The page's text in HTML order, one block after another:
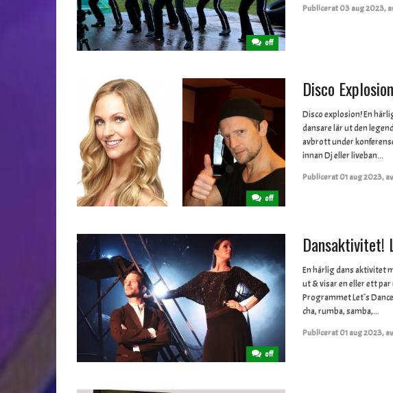
off
Publicerat03 aug 2023,
off
Disco
Disco explosion! En
dansare lär ut den
avbrott under
innan Dj eller liveban...
Publicerat01 aug 2023,av
off
Dansaktivitet!
En härlig dans aktivitet
ut & visar en eller ett
Programmet Let´s
cha, rumba, samba,...
Publicerat01 aug 2023,av